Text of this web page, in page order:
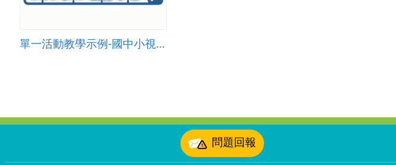
單一活動教學示例-國中小視覺 003
問題回報